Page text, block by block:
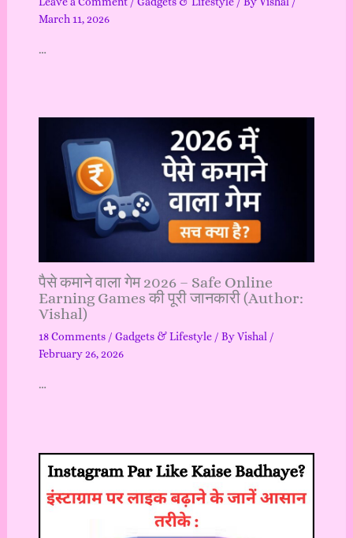
March 11, 2026
…
पैसे कमाने वाला गेम 2026 – Safe Online
Earning Games की पूरी जानकारी (Author:
Vishal)
18 Comments / Gadgets & Lifestyle/ ByVishal /
February 26, 2026
…